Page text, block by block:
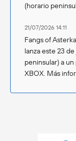
(horario
21/07/2026 14:11
Fangs of
lanza este 23
peninsular) a
XBOX. Más